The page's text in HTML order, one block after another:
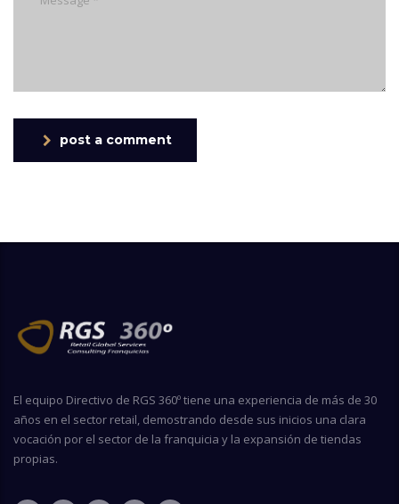
post a comment
El equipo Directivo de RGS 360º tiene una experiencia de más de 30
años en el sector retail, demostrando desde sus inicios una clara
vocación por el sector de la franquicia y la expansión de tiendas
propias.